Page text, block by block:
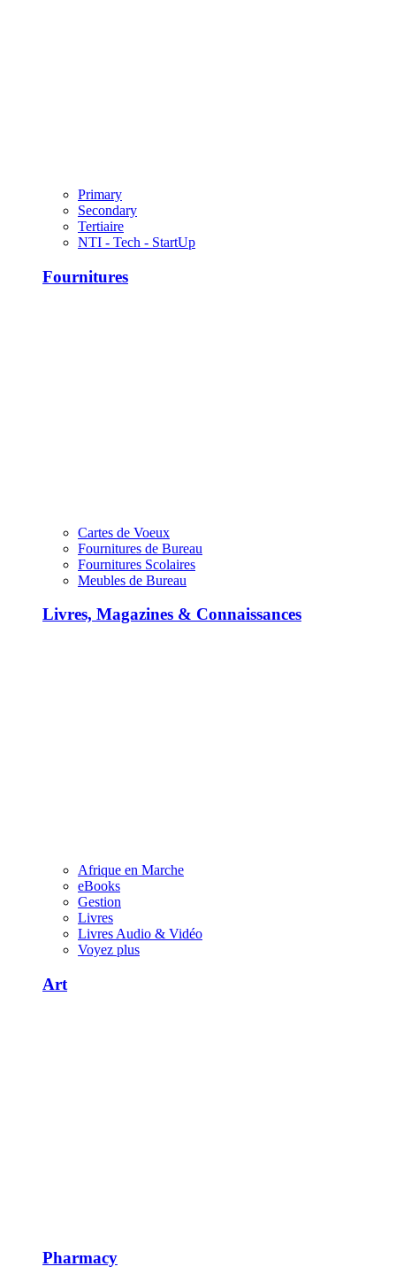
Primary
Secondary
Tertiaire
NTI - Tech - StartUp
Fournitures
Cartes de Voeux
Fournitures de Bureau
Fournitures Scolaires
Meubles de Bureau
Livres, Magazines & Connaissances
Afrique en Marche
eBooks
Gestion
Livres
Livres Audio & Vidéo
Voyez plus
Art
Pharmacy